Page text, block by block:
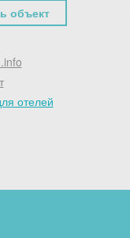
объект
отелей